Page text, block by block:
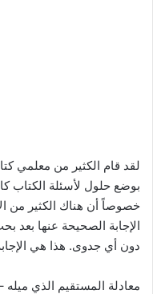
لقد قام الكثير من معلمي
بوضع حلول لأسئلة الكتاب
خصوصاً أن هناك الكثير من
الإجابة الصحيحة عنها
دون أي جدوى. هذا هي
معادلة المستقيم الذي